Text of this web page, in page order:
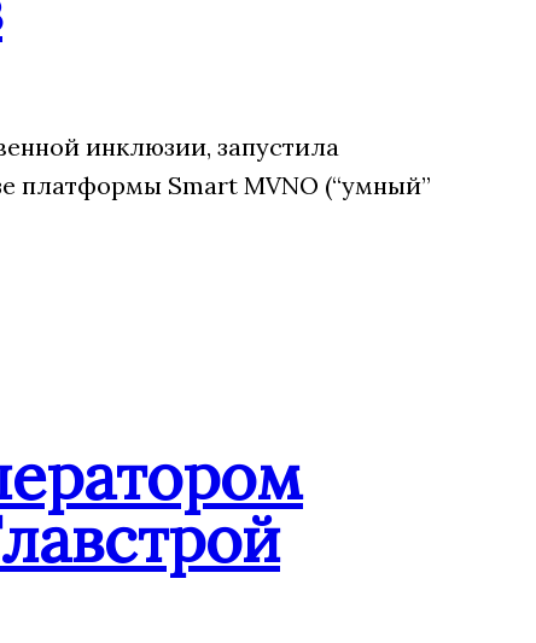
инклюзии, запустила
платформы Smart MVNO (“умный”